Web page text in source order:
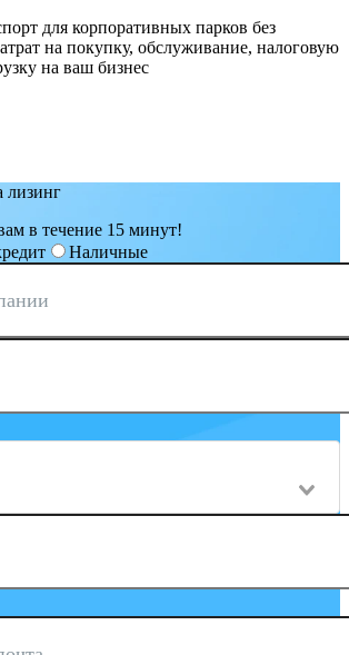
для корпоративных парков без
на покупку, обслуживание, налоговую
на ваш бизнес
лизинг
в течение 15 минут!
Наличные